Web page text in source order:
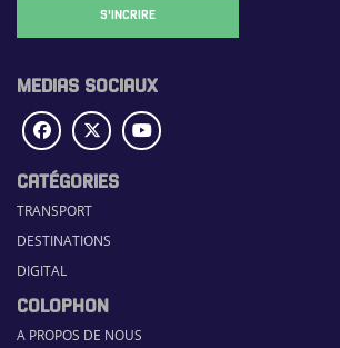
S'INCRIRE
MEDIAS SOCIAUX
CATÉGORIES
TRANSPORT
DESTINATIONS
DIGITAL
COLOPHON
A PROPOS DE NOUS